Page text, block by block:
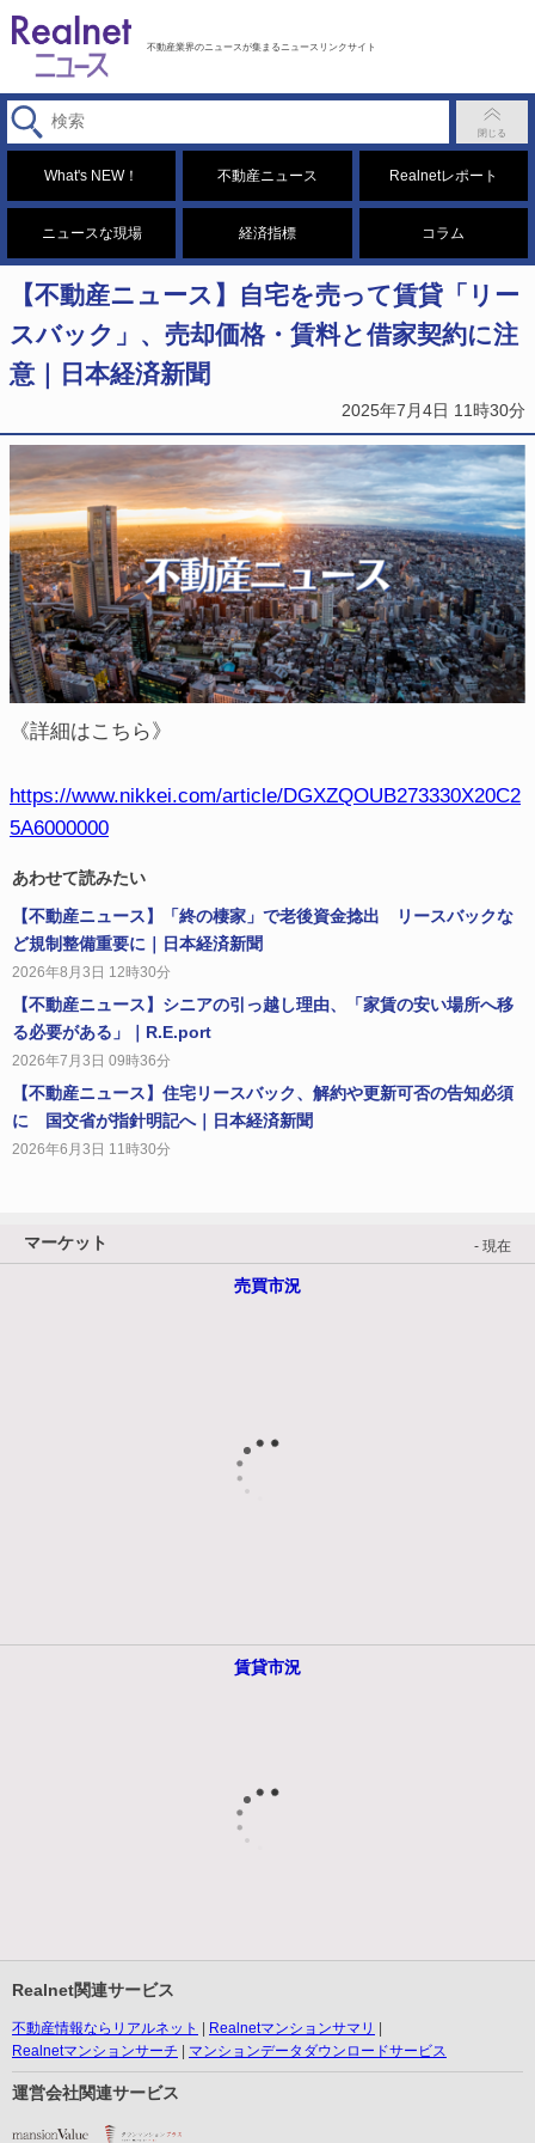
不動産業界のニュースが集まるニュースリンクサイト
What's NEW！ 不動産ニュース Realnetレポート
ニュースな現場 経済指標 コラム
【不動産ニュース】自宅を売って賃貸「リー
スバック」、売却価格・賃料と借家契約に注
意｜日本経済新聞
2025年7月4日 11時30分
《詳細はこちら》
https://www.nikkei.com/article/DGXZQOUB273330X20C2
5A6000000
あわせて読みたい
【不動産ニュース】「終の棲家」で老後資金捻出 リースバックな
ど規制整備重要に｜日本経済新聞
2026年8月3日 12時30分
【不動産ニュース】シニアの引っ越し理由、「家賃の安い場所へ移
る必要がある」｜R.E.port
2026年7月3日 09時36分
【不動産ニュース】住宅リースバック、解約や更新可否の告知必須
に 国交省が指針明記へ｜日本経済新聞
2026年6月3日 11時30分
マーケット - 現在
売買市況
賃貸市況
Realnet関連サービス
不動産情報ならリアルネット
Realnetマンションサマリ
Realnetマンションサーチ
マンションデータダウンロードサービス
運営会社関連サービス